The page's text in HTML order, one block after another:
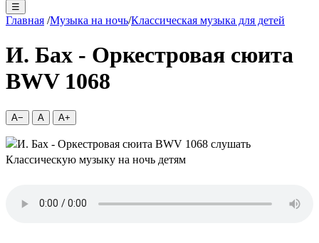
☰
Главная /Музыка на ночь/Классическая музыка для детей
И. Бах - Оркестровая сюита
BWV 1068
A− A A+